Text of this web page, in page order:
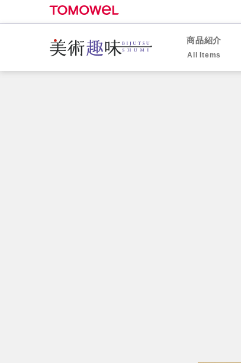
商品紹介
All Items